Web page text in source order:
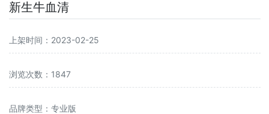
新生牛血清
上架时间：2023-02-25
浏览次数：1847
品牌类型：专业版